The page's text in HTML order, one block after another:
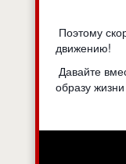
Поэтому
движению!
Давайте
образу